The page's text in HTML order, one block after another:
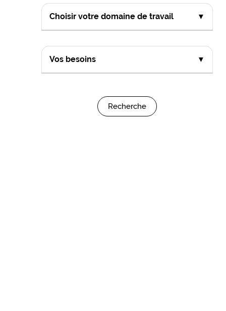
Choisir votre domaine de travail ▼
Vos besoins ▼